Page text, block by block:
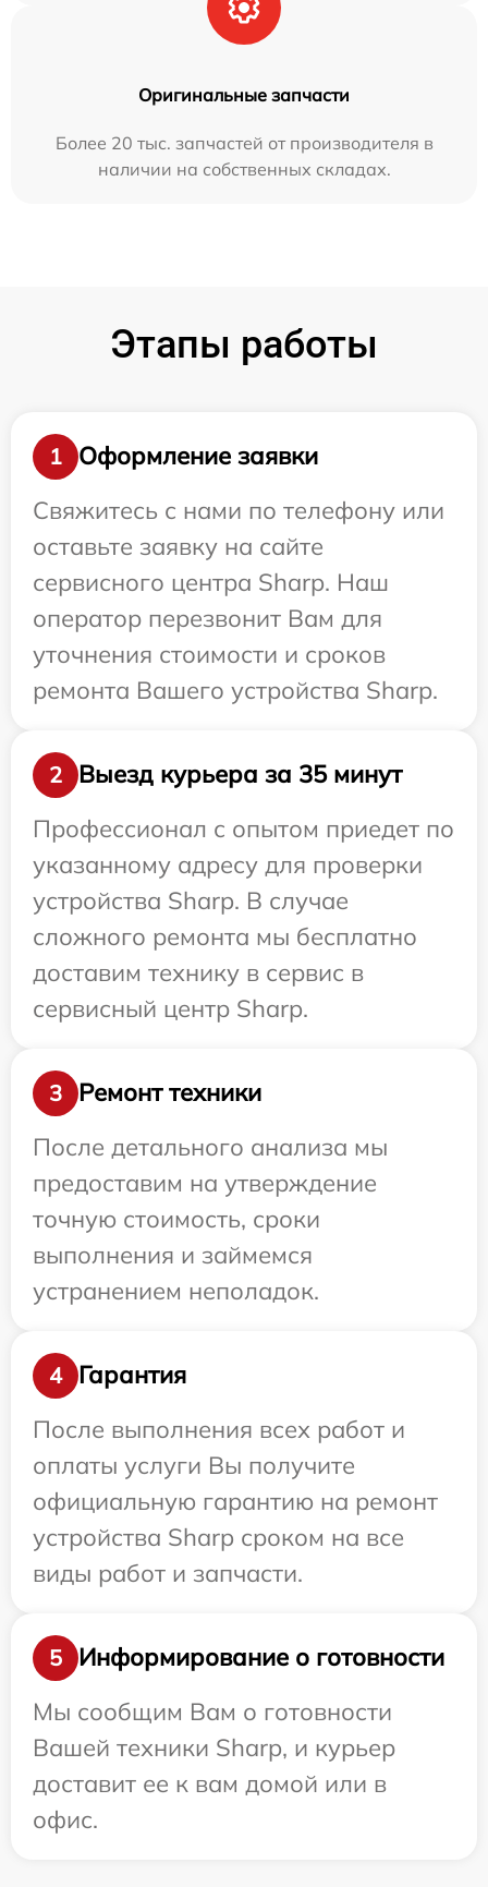
Оригинальные запчасти
Более 20 тыс. запчастей от производителя в
наличии на собственных складах.
Этапы работы
1
Оформление заявки
Свяжитесь с нами по телефону или
оставьте заявку на сайте
сервисного центра Sharp. Наш
оператор перезвонит Вам для
уточнения стоимости и сроков
ремонта Вашего устройства Sharp.
2
Выезд курьера за 35 минут
Профессионал с опытом приедет по
указанному адресу для проверки
устройства Sharp. В случае
сложного ремонта мы бесплатно
доставим технику в сервис в
сервисный центр Sharp.
3
Ремонт техники
После детального анализа мы
предоставим на утверждение
точную стоимость, сроки
выполнения и займемся
устранением неполадок.
4
Гарантия
После выполнения всех работ и
оплаты услуги Вы получите
официальную гарантию на ремонт
устройства Sharp сроком на все
виды работ и запчасти.
5
Информирование о готовности
Мы сообщим Вам о готовности
Вашей техники Sharp, и курьер
доставит ее к вам домой или в
офис.